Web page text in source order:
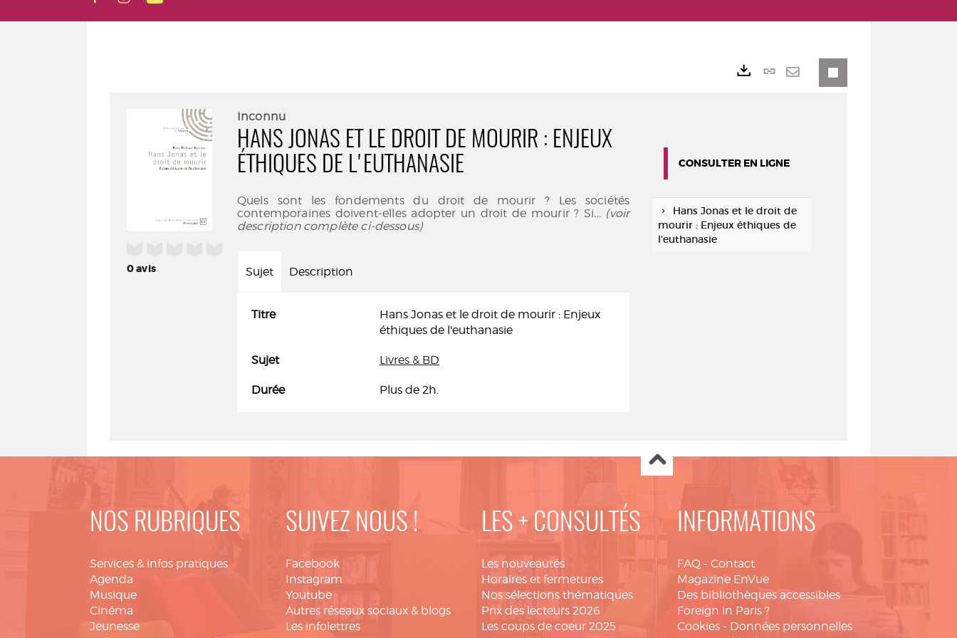
0avis
Inconnu
HANS JONAS ET LE DROIT DE MOURIR : ENJEUX
ÉTHIQUES DE L'EUTHANASIE
Quels sont les fondements du droit de mourir ? Les sociétés
contemporaines doivent-elles adopter un droit de mourir ? Si... (voir
description complète ci-dessous)
Sujet Description
Titre
Hans Jonas et le droit de mourir : Enjeux
éthiques de l'euthanasie
Sujet Livres & BD
Durée Plus de 2h.
Lien
CONSULTER EN LIGNE
Hans Jonas et le droit de
mourir : Enjeux éthiques de
l'euthanasie
NOS RUBRIQUES
Services & infos pratiques
Agenda
Musique
Cinéma
Jeunesse
SUIVEZ NOUS !
Facebook
Instagram
Youtube
Autres réseaux sociaux & blogs
Les infolettres
LES + CONSULTÉS
Les nouveautés
Horaires et fermetures
Nos sélections thématiques
Prix des lecteurs 2026
Les coups de coeur 2025
INFORMATIONS
FAQ - Contact
Magazine EnVue
Des bibliothèques accessibles
Foreign in Paris ?
Cookies - Données personnelles